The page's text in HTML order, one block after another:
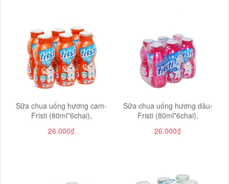
Sữa chua uống hương cam-
Fristi (80ml*6chai),
26.000₫
Sữa chua uống hương dâu-
Fristi (80ml*6chai),
26.000₫